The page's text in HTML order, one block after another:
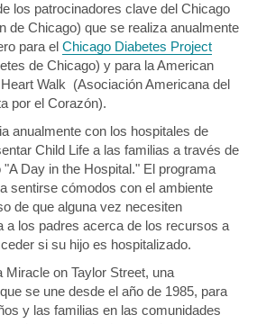
los patrocinadores clave del Chicago
de Chicago) que se realiza anualmente
para el Chicago Diabetes Project
de Chicago) y para la American
Walk (Asociación Americana del
por el Corazón).
anualmente con los hospitales de
Child Life a las familias a través de
"A Day in the Hospital." El programa
sentirse cómodos con el ambiente
de que alguna vez necesiten
a los padres acerca de los recursos a
si su hijo es hospitalizado.
Miracle on Taylor Street, una
se une desde el año de 1985, para
y las familias en las comunidades